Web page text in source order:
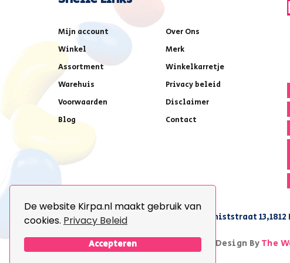
De website Kirpa.nl maakt gebruik van
cookies. Privacy Beleid
Accepteren
Mijn account
Over Ons
Winkel
Merk
Assortment
Winkelkarretje
Warehuis
Privacy beleid
Voorwaarden
Disclaimer
Blog
Contact
achter AFAS voetbalstadion,Amethiststraat 13,1812
© 2026 Kirpa. All Rights Reserved. Design ByThe